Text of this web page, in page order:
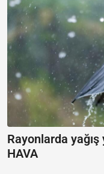
Rayonlarda yağış
HAVA